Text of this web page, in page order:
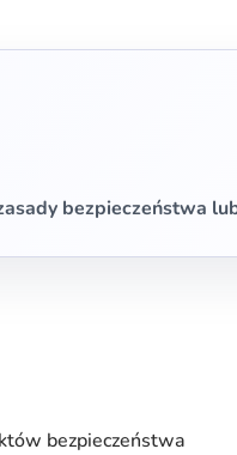
bezpieczeństwa
bezpieczeństwa